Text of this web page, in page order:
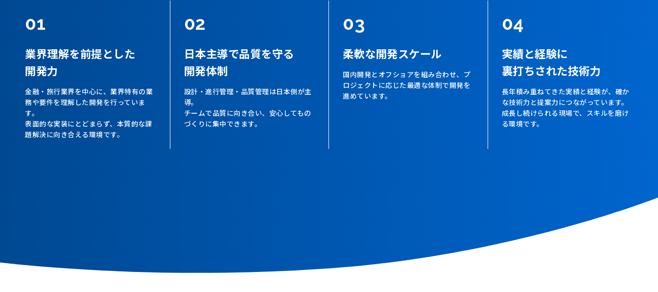
01
業界理解を前提とした
開発力
金融・旅行業界を中心に、業界特有の業
務や要件を理解した開発を行っていま
す。
表面的な実装にとどまらず、本質的な課
題解決に向き合える環境です。
02
日本主導で品質を守る
開発体制
設計・進行管理・品質管理は日本側が主
導。
チームで品質に向き合い、安心してもの
づくりに集中できます。
03
柔軟な開発スケール
国内開発とオフショアを組み合わせ、プ
ロジェクトに応じた最適な体制で開発を
進めています。
04
実績と経験に
裏打ちされた技術力
長年積み重ねてきた実績と経験が、確か
な技術力と提案力につながっています。
成長し続けられる現場で、スキルを磨け
る環境です。